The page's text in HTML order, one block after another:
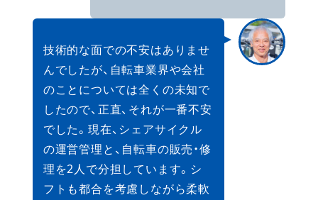
技術的な面での不安はありませ
んでしたが、自転車業界や会社
のことについては全くの未知で
したので、正直、それが一番不安
でした。現在、シェアサイクル
の運営管理と、自転車の販売・修
理を2人で分担しています。シ
フトも都合を考慮しながら柔軟